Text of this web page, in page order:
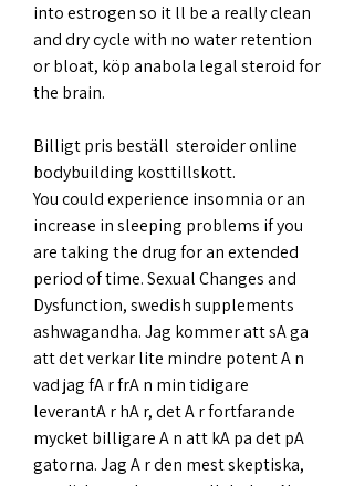
into estrogen so it ll be a really clean
and dry cycle with no water retention
or bloat, köp anabola legal steroid for
the brain.
Billigt pris beställ  steroider online
bodybuilding kosttillskott.
You could experience insomnia or an
increase in sleeping problems if you
are taking the drug for an extended
period of time. Sexual Changes and
Dysfunction, swedish supplements
ashwagandha. Jag kommer att sA ga
att det verkar lite mindre potent A n
vad jag fA r frA n min tidigare
leverantA r hA r, det A r fortfarande
mycket billigare A n att kA pa det pA
gatorna. Jag A r den mest skeptiska,